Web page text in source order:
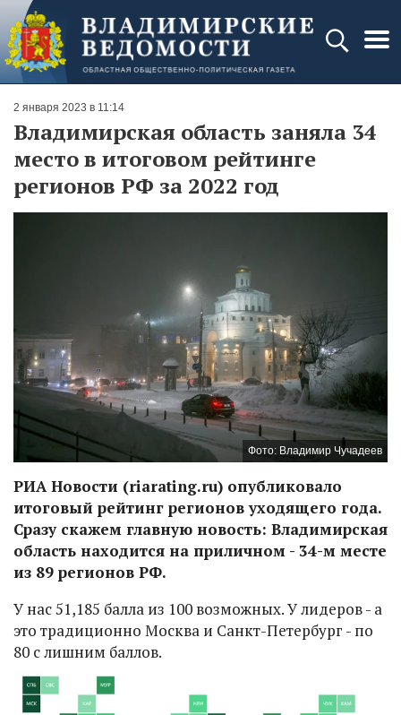
2 января 2023 в 11:14
Владимирская область заняла 34
место в итоговом рейтинге
регионов РФ за 2022 год
Фото: Владимир Чучадеев
РИА Новости (riarating.ru) опубликовало
итоговый рейтинг регионов уходящего года.
Сразу скажем главную новость: Владимирская
область находится на приличном - 34-м месте
из 89 регионов РФ.
У нас 51,185 балла из 100 возможных. У лидеров - а
это традиционно Москва и Санкт-Петербург - по
80 с лишним баллов.